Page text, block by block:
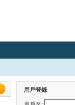
用戶登錄